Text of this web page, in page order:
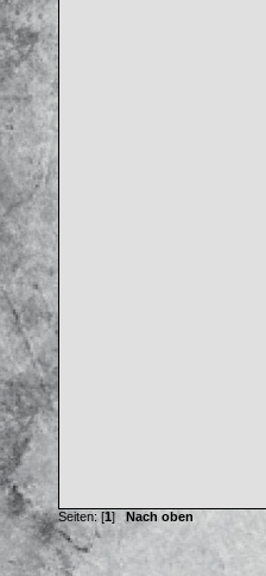
Seiten: [1]Nach oben